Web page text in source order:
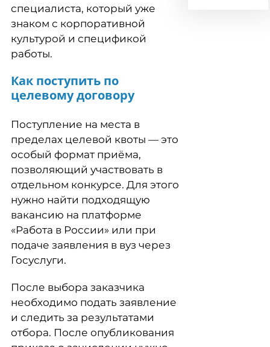
специалиста, который уже
знаком с корпоративной
культурой и спецификой
работы.
Как поступить по
целевому договору
Поступление на места в
пределах целевой квоты — это
особый формат приёма,
позволяющий участвовать в
отдельном конкурсе. Для этого
нужно найти подходящую
вакансию на платформе
«Работа в России» или при
подаче заявления в вуз через
Госуслуги.
После выбора заказчика
необходимо подать заявление
и следить за результатами
отбора. После опубликования